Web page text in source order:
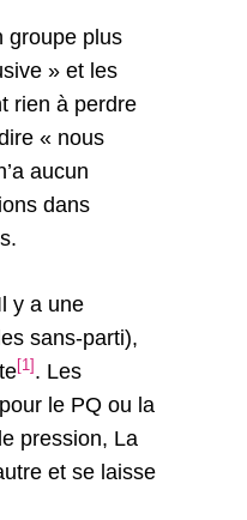
groupe plus
» et les
rien à perdre
« nous
aucun
dans
y a une
sans-parti),
[1] . Les
le PQ ou la
pression, La
et se laisse